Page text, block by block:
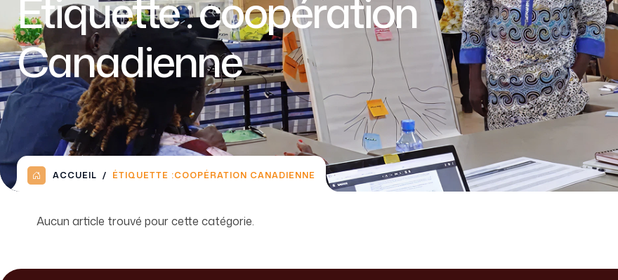
Étiquette :coopération
Canadienne
ACCUEIL ÉTIQUETTE :COOPÉRATION CANADIENNE
Aucun article trouvé pour cette catégorie.